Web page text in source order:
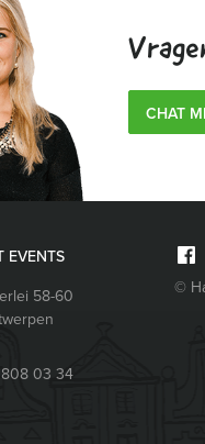
CHAT
EVENTS
58-60
03 34
©